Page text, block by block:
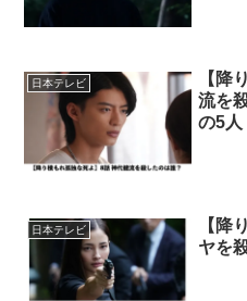
日本テレビ
【降
流を
の5人
日本テレビ
【降
ヤを